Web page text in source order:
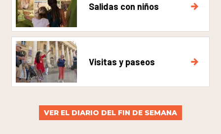
Salidas con niños
Visitas y paseos
VER EL DIARIO DEL FIN DE SEMANA